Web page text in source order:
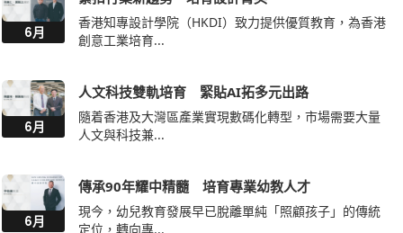
6月
香港知專設計學院（HKDI）致力提供優質教育，為香港
創意工業培育...
6月
人文科技雙軌培育 緊貼AI拓多元出路
隨着香港及大灣區產業實現數碼化轉型，市場需要大量
人文與科技兼...
6月
傳承90年耀中精髓 培育專業幼教人才
現今，幼兒教育發展早已脫離單純「照顧孩子」的傳統
定位，轉向專...